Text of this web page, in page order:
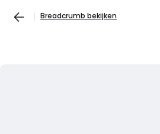
Breadcrumb bekijken